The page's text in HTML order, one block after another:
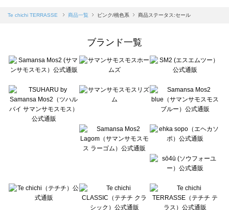
Samansa Mos2 blue（サマンサモスモス ブルー）の一覧
Te chichi（テチチ）の一覧
Te chichi CLASSIC（テチチ クラシック）の一覧
Lugnoncure（ルノンキュール）の一覧
BETTY'S BLUE（べティーズブルー）の一覧
Wpc.（ワールドパーティー）の一覧
Te chichi TERRASSE 商品一覧 ピンク/桃色系 商品ステータス:セール
ブランド一覧